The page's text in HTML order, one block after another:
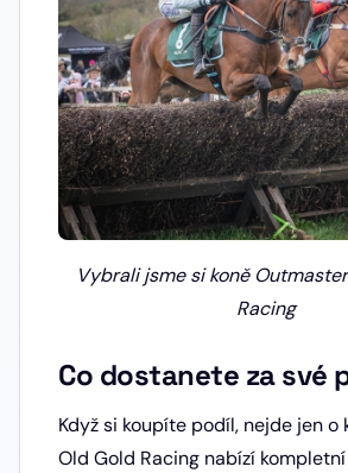
Vybrali jsme si koně
Racing
Co dostanete za své
Když si koupíte podíl, nejde jen o
Old Gold Racing nabízí